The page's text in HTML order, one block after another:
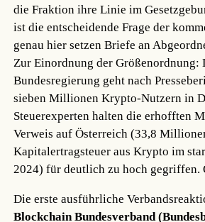
die Fraktion ihre Linie im
ist die entscheidende Frage der
genau hier setzen Briefe an
Zur Einordnung der Größenordnung:
Bundesregierung geht nach
sieben Millionen Krypto-Nutzern in
Steuerexperten halten die erhofften
Verweis auf Österreich (33,8
Kapitalertragsteuer aus Krypto im
2024) für deutlich zu hoch gegriffen.
Die erste ausführliche
Blockchain Bundesverband